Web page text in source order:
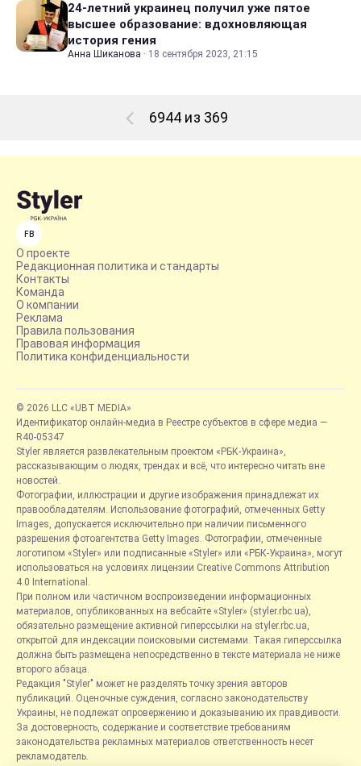
24-летний украинец получил уже пятое
высшее образование: вдохновляющая
история гения
Анна Шиканова · 18 сентября 2023, 21:15
6944 из 369
FB
О проекте
Редакционная политика и стандарты
Контакты
Команда
О компании
Реклама
Правила пользования
Правовая информация
Политика конфиденциальности
© 2026 LLC «UBT MEDIA»
Идентификатор онлайн-медиа в Реестре субъектов в сфере медиа —
R40-05347
Styler является развлекательным проектом «РБК-Украина»,
рассказывающим о людях, трендах и всё, что интересно читать вне
новостей.
Фотографии, иллюстрации и другие изображения принадлежат их
правообладателям. Использование фотографий, отмеченных Getty
Images, допускается исключительно при наличии письменного
разрешения фотоагентства Getty Images. Фотографии, отмеченные
логотипом «Styler» или подписанные «Styler» или «РБК-Украина», могут
использоваться на условиях лицензии Creative Commons Attribution
4.0 International.
При полном или частичном воспроизведении информационных
материалов, опубликованных на вебсайте «Styler» (styler.rbc.ua),
обязательно размещение активной гиперссылки на styler.rbc.ua,
открытой для индексации поисковыми системами. Такая гиперссылка
должна быть размещена непосредственно в тексте материала не ниже
второго абзаца.
Редакция "Styler" может не разделять точку зрения авторов
публикаций. Оценочные суждения, согласно законодательству
Украины, не подлежат опровержению и доказыванию их правдивости.
За достоверность, содержание и соответствие требованиям
законодательства рекламных материалов ответственность несет
рекламодатель.